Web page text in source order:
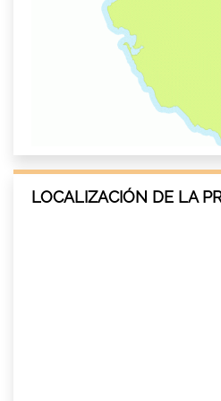
LOCALIZACIÓN DE LA